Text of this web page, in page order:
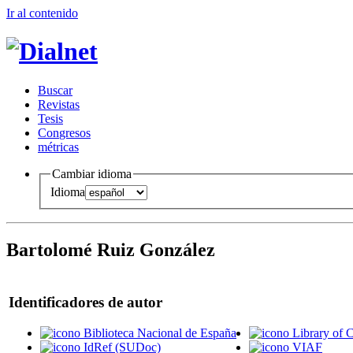
Ir al contenido
Buscar
Revistas
Tesis
Congresos
métricas
Cambiar idioma
Idioma
Bartolomé Ruiz González
Identificadores de autor
Biblioteca Nacional de España
IdRef (SUDoc)
Library of
VIAF